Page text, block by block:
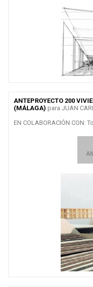
ANTEPROYECTO 200
(MÁLAGA) para JUAN
EN COLABORACIÓN CON: